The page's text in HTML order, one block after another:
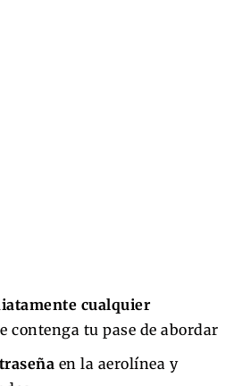
cualquier
contenga tu pase de abordar
en la aerolínea y